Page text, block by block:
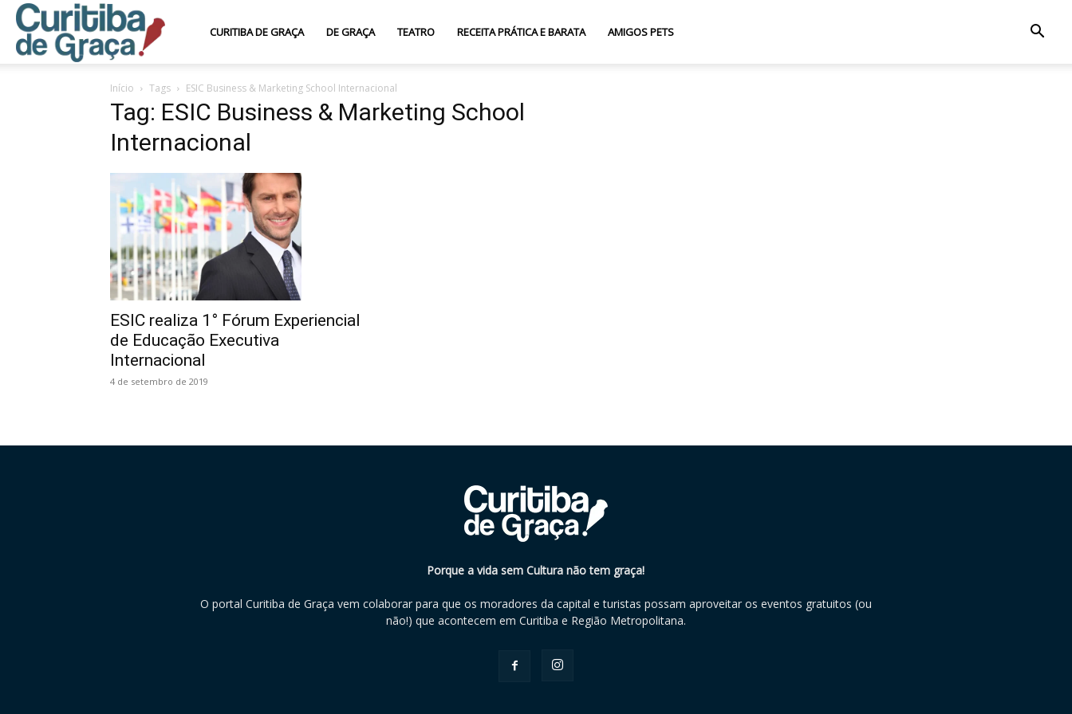
Curitiba
de
CURITIBA DE GRAÇA DE GRAÇA TEATRO RECEITA PRÁTICA E BARATA AMIGOS PETS
Início Tags ESIC Business & Marketing School Internacional
Tag: ESIC Business & Marketing School
Internacional
ESIC realiza 1° Fórum Experiencial
de Educação Executiva
Internacional
4 de setembro de 2019
Porque a vida sem Cultura não tem graça!
O portal Curitiba de Graça vem colaborar para que os moradores da capital e turistas possam aproveitar os eventos gratuitos (ou
não!) que acontecem em Curitiba e Região Metropolitana.